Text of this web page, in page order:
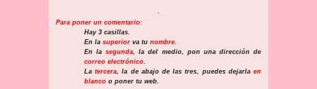
Para poner un comentario:
Hay 3 casillas.
En la superior va tu nombre.
En lasegunda, la del medio, pon una dirección de
correo electrónico.
Latercera, la de abajo de las tres, puedes dejarlaen
blanco o poner tu web.